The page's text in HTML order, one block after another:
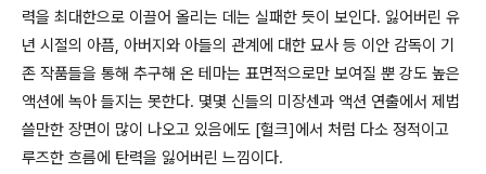
력을 최대한으로 이끌어 올리는 데는 실패한 듯이 보인다. 잃어버린 유
년 시절의 아픔, 아버지와 아들의 관계에 대한 묘사 등 이안 감독이 기
존 작품들을 통해 추구해 온 테마는 표면적으로만 보여질 뿐 강도 높은
액션에 녹아 들지는 못한다. 몇몇 신들의 미장센과 액션 연출에서 제법
쓸만한 장면이 많이 나오고 있음에도 [헐크]에서 처럼 다소 정적이고
루즈한 흐름에 탄력을 잃어버린 느낌이다.